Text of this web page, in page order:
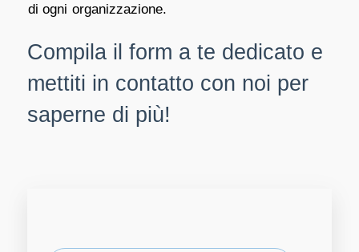
di ogni organizzazione.
Compila il form a te dedicato e
mettiti in contatto con noi per
saperne di più!